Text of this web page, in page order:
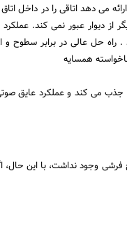
تنها با از دست دادن فضای 6 سانتی متری ارائه می دهد
دیوار عبور نمی کند. عملکرد
حل عالی در برابر سطوح و
همسایه
می کند و عملکرد عایق
فرشی وجود نداشت، با این